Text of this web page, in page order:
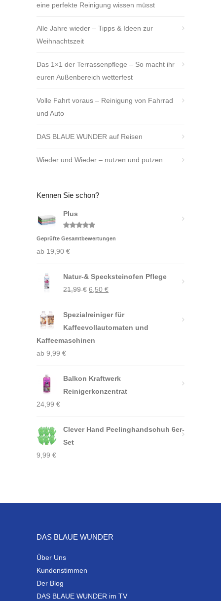
eine perfekte Reinigung wissen müsst
Alle Jahre wieder – Tipps & Ideen zur
Weihnachtszeit
Das 1×1 der Terrassenpflege – So macht ihr
euren Außenbereich wetterfest
Volle Fahrt voraus – Reinigung von Fahrrad
und Auto
DAS BLAUE WUNDER auf Reisen
Wieder und Wieder – nutzen und putzen
Kennen Sie schon?
Plus
Bewertet
mit5.00
Geprüfte Gesamtbewertungen
ab 19,90 €
Natur-& Specksteinofen Pflege
21,99€ Ursprünglicher
war:
21,99 €
6,50 €Aktueller
ist:
6,50 €.
Spezialreiniger für
Kaffeevollautomaten und
Kaffeemaschinen
ab 9,99 €
Balkon Kraftwerk
Reinigerkonzentrat
24,99 €
Clever Hand Peelinghandschuh 6er-
Set
9,99 €
DAS BLAUE WUNDER
Über Uns
Kundenstimmen
Der Blog
DAS BLAUE WUNDER im TV